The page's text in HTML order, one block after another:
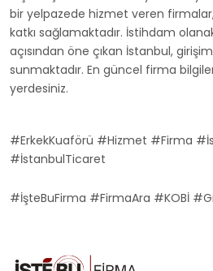
bir yelpazede hizmet veren
katkı sağlamaktadır. İstihdam
açısından öne çıkan İstanbul,
sunmaktadır. En güncel firma
yerdesiniz.
#ErkekKuaförü #Hizmet #Firma
#İstanbulTicaret
#İşteBuFirma #FirmaAra #KOBİ